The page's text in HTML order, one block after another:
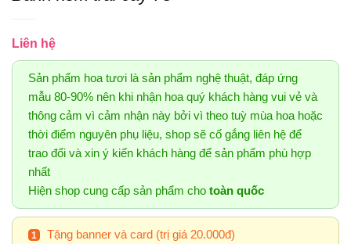
Liên hệ
Sản phẩm hoa tươi là sản phẩm nghệ thuật, đáp ứng
mẫu 80-90% nên khi nhận hoa quý khách hàng vui vẻ và
thông cảm vì cảm nhận này bởi vì theo tuỳ mùa hoa hoặc
thời điểm nguyên phụ liệu, shop sẽ cố gắng liên hệ để
trao đổi và xin ý kiến khách hàng để sản phẩm phù hợp
nhất
Hiện shop cung cấp sản phẩm cho toàn quốc
Tặng banner và card (trị giá 20.000đ)